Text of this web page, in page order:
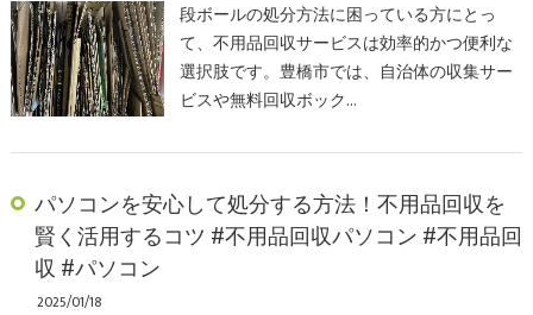
段ボールの処分方法に困っている方にとっ
て、不用品回収サービスは効率的かつ便利な
選択肢です。豊橋市では、自治体の収集サー
ビスや無料回収ボック…
パソコンを安心して処分する方法！不用品回収を
賢く活用するコツ #不用品回収パソコン #不用品回
収 #パソコン
2025/01/18